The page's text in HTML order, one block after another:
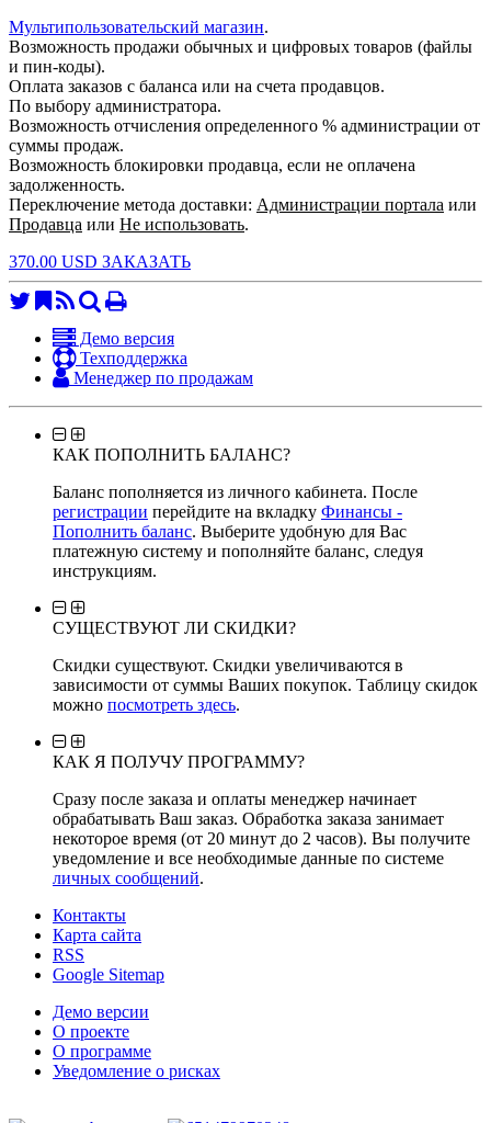
Мультипользовательский магазин.
Возможность продажи обычных и цифровых товаров (файлы
и пин-коды).
Оплата заказов с баланса или на счета продавцов.
По выбору администратора.
Возможность отчисления определенного % администрации от
суммы продаж.
Возможность блокировки продавца, если не оплачена
задолженность.
Переключение метода доставки: Администрации портала или
Продавца или Не использовать.
370.00 USD ЗАКАЗАТЬ
Демо версия
Техподдержка
Менеджер по продажам
КАК ПОПОЛНИТЬ БАЛАНС?
Баланс пополняется из личного кабинета. После
регистрации перейдите на вкладку Финансы -
Пополнить баланс. Выберите удобную для Вас
платежную систему и пополняйте баланс, следуя
инструкциям.
СУЩЕСТВУЮТ ЛИ СКИДКИ?
Скидки существуют. Скидки увеличиваются в
зависимости от суммы Ваших покупок. Таблицу скидок
можно посмотреть здесь.
КАК Я ПОЛУЧУ ПРОГРАММУ?
Сразу после заказа и оплаты менеджер начинает
обрабатывать Ваш заказ. Обработка заказа занимает
некоторое время (от 20 минут до 2 часов). Вы получите
уведомление и все необходимые данные по системе
личных сообщений.
Контакты
Карта сайта
RSS
Google Sitemap
Демо версии
О проекте
О программе
Уведомление о рисках